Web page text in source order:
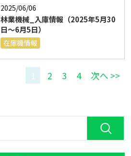
2025/06/06
林業機械_入庫情報（2025年5月30
日～6月5日）
在庫機情報
1 2 3 4 次へ >>